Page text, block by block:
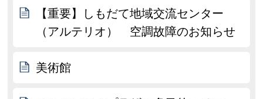
【重要】しもだて地域交流センター
（アルテリオ） 空調故障のお知らせ
美術館